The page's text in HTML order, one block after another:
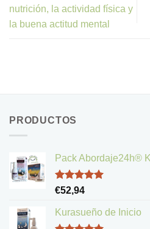
nutrición, la actividad física y
la buena actitud mental
PRODUCTOS
Pack Abordaje24h®
Valorado
de 5
€52,94
Kurasueño de Inicio